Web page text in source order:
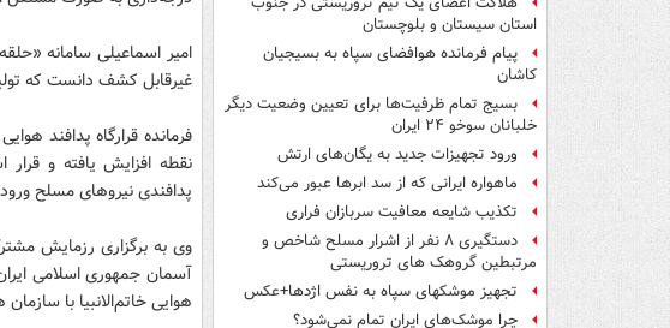
استان سیستان و بلوچستان
پیام فرمانده هوافضای سپاه به بسیجیان
کاشان
بسیج تمام ظرفیت‌ها برای تعیین وضعیت دیگر
خلبانان سوخو ۲۴ ایران
ورود تجهیزات جدید به یگان‌های ارتش
ماهواره ایرانی که از سد ابرها عبور می‌کند
تکذیب شایعه معافیت سربازان فراری
دستگیری ۸ نفر از اشرار مسلح شاخص و
مرتبطین گروهک های تروریستی
تجهیز موشکهای سپاه به نفس اژدها+عکس
چرا موشک‌های ایران تمام نمی‌شود؟
غیرقابل کشف دانست که
پدافندی نیروهای مسلح
وی به برگزاری رزمایش
آسمان جمهوری اسلامی
هوایی خاتم‌الانبیا با